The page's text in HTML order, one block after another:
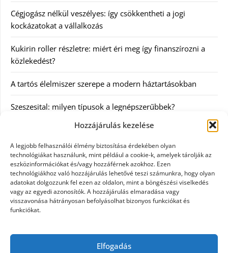
Hozzájárulás kezelése
A legjobb felhasználói élmény biztosítása érdekében olyan
technológiákat használunk, mint például a cookie-k, amelyek tárolják az
eszközinformációkat és/vagy hozzáférnek azokhoz. Ezen
technológiákhoz való hozzájárulás lehetővé teszi számunkra, hogy olyan
adatokat dolgozzunk fel ezen az oldalon, mint a böngészési viselkedés
vagy az egyedi azonosítók. A hozzájárulás elmaradása vagy
visszavonása hátrányosan befolyásolhat bizonyos funkciókat és
funkciókat.
Elfogadás
Cégjogász nélkül veszélyes: így csökkentheti a jogi
kockázatokat a vállalkozás
Kukirin roller részletre: miért éri meg így finanszírozni a
közlekedést?
A tartós élelmiszer szerepe a modern háztartásokban
Szeszesital: milyen típusok a legnépszerűbbek?
Egyéb
Irodalom
Szolgáltatás
Szórakozás